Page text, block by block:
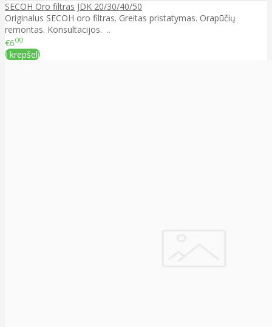
SECOH Oro filtras JDK 20/30/40/50
Originalus SECOH oro filtras. Greitas pristatymas. Orapūčių
remontas. Konsultacijos. ..
€600
Į krepšelį